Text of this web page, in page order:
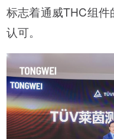
标志着通威THC组
认可。